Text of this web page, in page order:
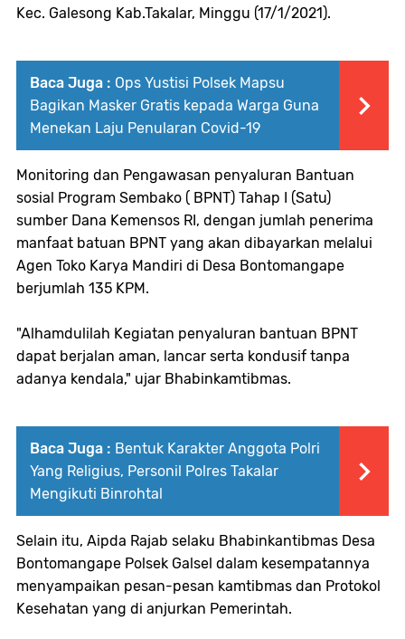
Kec. Galesong Kab.Takalar, Minggu (17/1/2021).
Baca Juga : Ops Yustisi Polsek Mapsu
Bagikan Masker Gratis kepada Warga Guna
Menekan Laju Penularan Covid-19
Monitoring dan Pengawasan penyaluran Bantuan
sosial Program Sembako ( BPNT) Tahap I (Satu)
sumber Dana Kemensos RI, dengan jumlah penerima
manfaat batuan BPNT yang akan dibayarkan melalui
Agen Toko Karya Mandiri di Desa Bontomangape
berjumlah 135 KPM.
"Alhamdulilah Kegiatan penyaluran bantuan BPNT
dapat berjalan aman, lancar serta kondusif tanpa
adanya kendala," ujar Bhabinkamtibmas.
Baca Juga : Bentuk Karakter Anggota Polri
Yang Religius, Personil Polres Takalar
Mengikuti Binrohtal
Selain itu, Aipda Rajab selaku Bhabinkantibmas Desa
Bontomangape Polsek Galsel dalam kesempatannya
menyampaikan pesan-pesan kamtibmas dan Protokol
Kesehatan yang di anjurkan Pemerintah.